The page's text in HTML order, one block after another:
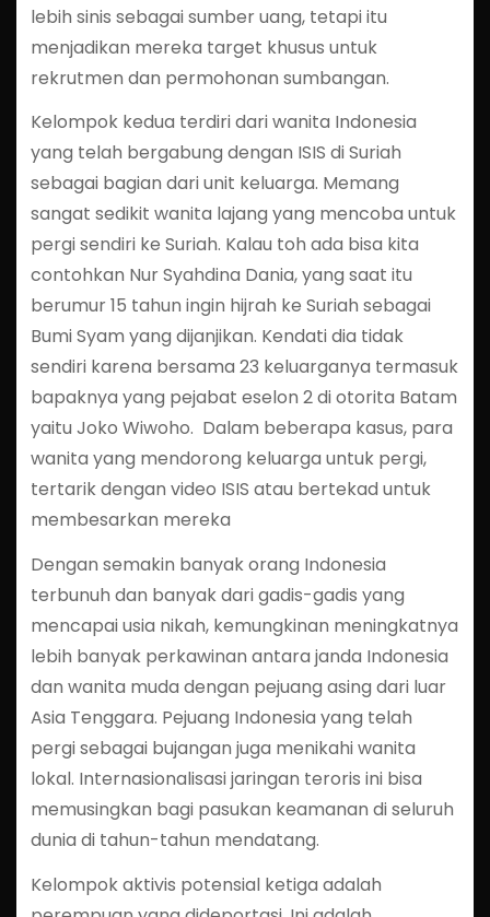
lebih sinis sebagai sumber uang, tetapi itu
menjadikan mereka target khusus untuk
rekrutmen dan permohonan sumbangan.
Kelompok kedua terdiri dari wanita Indonesia
yang telah bergabung dengan ISIS di Suriah
sebagai bagian dari unit keluarga. Memang
sangat sedikit wanita lajang yang mencoba untuk
pergi sendiri ke Suriah. Kalau toh ada bisa kita
contohkan Nur Syahdina Dania, yang saat itu
berumur 15 tahun ingin hijrah ke Suriah sebagai
Bumi Syam yang dijanjikan. Kendati dia tidak
sendiri karena bersama 23 keluarganya termasuk
bapaknya yang pejabat eselon 2 di otorita Batam
yaitu Joko Wiwoho. Dalam beberapa kasus, para
wanita yang mendorong keluarga untuk pergi,
tertarik dengan video ISIS atau bertekad untuk
membesarkan mereka
Dengan semakin banyak orang Indonesia
terbunuh dan banyak dari gadis-gadis yang
mencapai usia nikah, kemungkinan meningkatnya
lebih banyak perkawinan antara janda Indonesia
dan wanita muda dengan pejuang asing dari luar
Asia Tenggara. Pejuang Indonesia yang telah
pergi sebagai bujangan juga menikahi wanita
lokal. Internasionalisasi jaringan teroris ini bisa
memusingkan bagi pasukan keamanan di seluruh
dunia di tahun-tahun mendatang.
Kelompok aktivis potensial ketiga adalah